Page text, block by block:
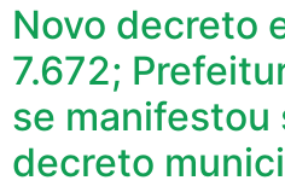
Novo decreto
7.672;
se manifestou
decreto